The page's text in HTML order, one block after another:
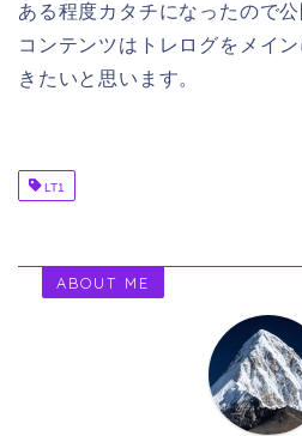
ある程度カタチになったので公
コンテンツはトレログをメイ
きたいと思います。
LT1
ABOUT ME